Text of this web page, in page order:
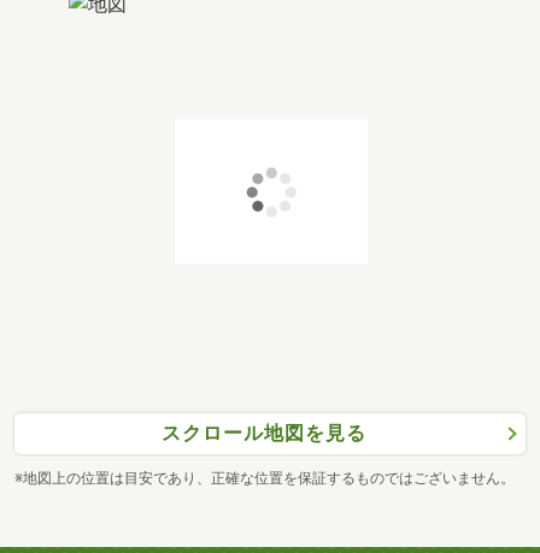
スクロール地図を見る
※地図上の位置は目安であり、正確な位置を保証するものではございません。